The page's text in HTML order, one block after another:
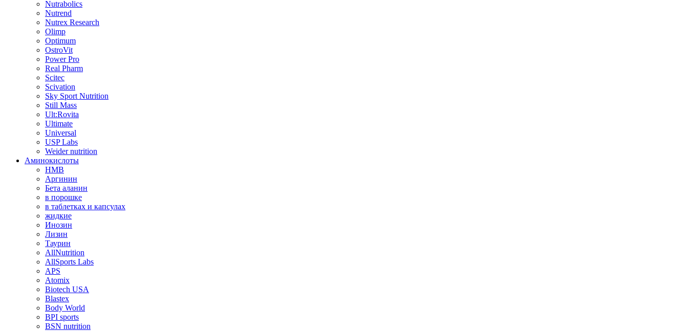
Nutrabolics
Nutrend
Nutrex Research
Olimp
Optimum
OstroVit
Power Pro
Real Pharm
Scitec
Scivation
Sky Sport Nutrition
Still Mass
Ult:Rovita
Ultimate
Universal
USP Labs
Weider nutrition
Аминокислоты
HMB
Аргинин
Бета аланин
в порошке
в таблетках и капсулах
жидкие
Инозин
Лизин
Таурин
AllNutrition
AllSports Labs
APS
Atomix
Biotech USA
Blastex
Body World
BPI sports
BSN nutrition